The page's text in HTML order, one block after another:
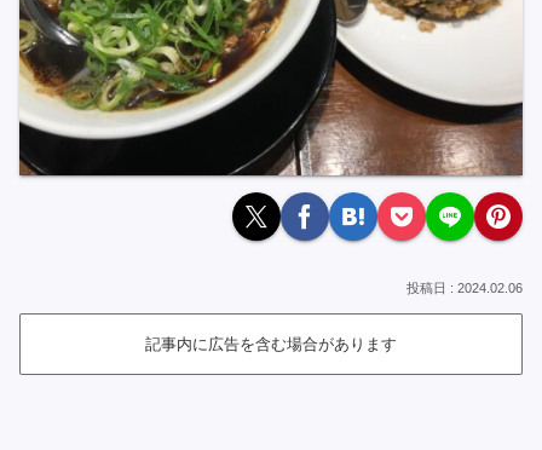
2024.02.06
記事内に広告を含む場合があります